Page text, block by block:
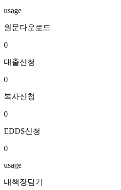
usage
원문다운로드
0
대출신청
0
복사신청
0
EDDS신청
0
usage
내책장담기